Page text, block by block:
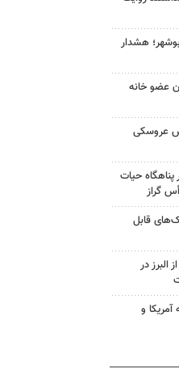
هشدار
عضو خانه
عروسکی
حیات
قابل
البرز در
و